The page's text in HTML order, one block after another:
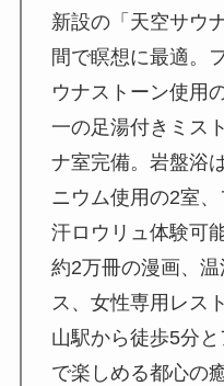
新設の「天空サウ
間で瞑想に最適。
ウナストーン使用
一の足湯付きミス
ナ室完備。岩盤浴
ニウム使用の2室
汗ロウリュ体験可
約2万冊の漫画、
ス、女性専用レス
山駅から徒歩5分
で楽しめる都心の